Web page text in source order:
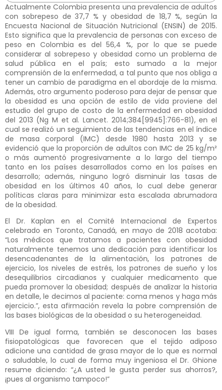
Actualmente Colombia presenta una prevalencia de adultos
con sobrepeso de 37,7 % y obesidad de 18,7 %, según la
Encuesta Nacional de Situación Nutricional (ENSIN) de 2015.
Esto significa que la prevalencia de personas con exceso de
peso en Colombia es del 56,4 %, por lo que se puede
considerar al sobrepeso y obesidad como un problema de
salud pública en el país; esto sumado a la mejor
comprensión de la enfermedad, a tal punto que nos obliga a
tener un cambio de paradigma en el abordaje de la misma.
Además, otro argumento poderoso para dejar de pensar que
la obesidad es una opción de estilo de vida proviene del
estudio del grupo de costo de la enfermedad en obesidad
del 2013 (Ng M et al. Lancet. 2014;384[9945]:766-81), en el
cual se realizó un seguimiento de las tendencias en el índice
de masa corporal (IMC) desde 1980 hasta 2013 y se
evidenció que la proporción de adultos con IMC de 25 kg/m²
o más aumentó progresivamente a lo largo del tiempo
tanto en los países desarrollados como en los países en
desarrollo; además, ninguno logró disminuir las tasas de
obesidad en los últimos 40 años, lo cual debe generar
políticas claras para minimizar esta escalada abrumadora
de la obesidad.
El Dr. Kaplan en el Comité Internacional de Expertos
celebrado en Toronto, Canadá, en mayo de 2018 acotaba:
“Los médicos que tratamos a pacientes con obesidad
naturalmente tenemos una dedicación para identificar los
desencadenantes de la alimentación, los patrones de
ejercicio, los niveles de estrés, los patrones de sueño y los
desequilibrios circadianos y cualquier medicamento que
pueda promover la obesidad; después de analizar la historia
en detalle, le decimos al paciente: coma menos y haga más
ejercicio.”, esta afirmación revela la pobre comprensión de
las bases biológicas de la obesidad o su heterogeneidad.
VIII De igual forma, también se desconocen las bases
fisiopatológicas que favorecen que el tejido adiposo
adicione una cantidad de grasa mayor de lo que es normal
o saludable, lo cual de forma muy ingeniosa el Dr. Ghione
resume diciendo: “¿A usted le gusta perder sus ahorros?,
¡pues al organismo tampoco!”